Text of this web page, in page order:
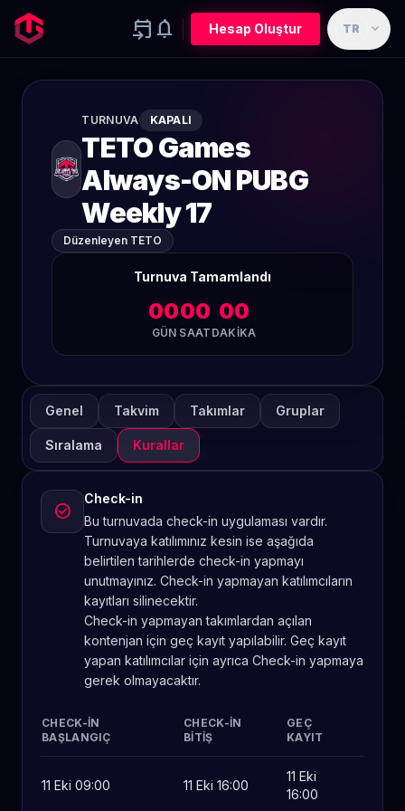
event_upcoming notifications Hesap Oluştur TR expand_more
TURNUVA KAPALI
TETO Games
Always-ON PUBG
Weekly 17
Düzenleyen TETO
Turnuva Tamamlandı
00
GÜN
00
SAAT
00
DAKIKA
Genel Takvim Takımlar Gruplar
Sıralama Kurallar
check_circle
Check-in
Bu turnuvada check-in uygulaması vardır.
Turnuvaya katılımınız kesin ise aşağıda
belirtilen tarihlerde check-in yapmayı
unutmayınız. Check-in yapmayan katılımcıların
kayıtları silinecektir.
Check-in yapmayan takımlardan açılan
kontenjan için geç kayıt yapılabilir. Geç kayıt
yapan katılımcılar için ayrıca Check-in yapmaya
gerek olmayacaktır.
CHECK-IN
BAŞLANGIÇ
CHECK-IN
BITIŞ
GEÇ
KAYIT
11 Eki 09:00 11 Eki 16:00
11 Eki
16:00